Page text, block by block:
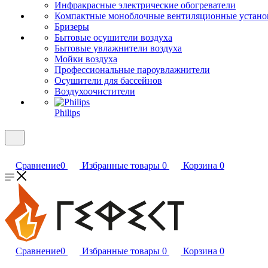
Инфракрасные электрические обогреватели
Компактные моноблочные вентиляционные
Бризеры
Бытовые осушители воздуха
Бытовые увлажнители воздуха
Мойки воздуха
Профессиональные пароувлажнители
Осушители для бассейнов
Воздухоочистители
Philips
Сравнение0 Избранные товары 0 Корзина 0
Сравнение0 Избранные товары 0 Корзина 0